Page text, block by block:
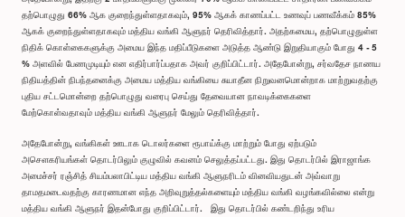
தற்பொழுது 66% ஆக குறைந்துள்ளதாகவும், 95% ஆகக் காணப்பட்ட உணவுப் பணவீக்கம் 85%
ஆகக் குறைந்துள்ளதாகவும் மத்திய வங்கி ஆளுநர் தெரிவித்தார். அதற்கமைய, தற்பொழுதுள்ள
நிதிக் கொள்கைகளுக்கு அமைய இந்த மதிப்பீடுகளை அடுத்த ஆண்டு இறுதியாகும் போது 4 - 5
% அளவில் பேணமுடியும் என எதிர்பார்ப்பதாக அவர் குறிப்பிட்டார். அதேபோன்று, சர்வதேச நாணய
நிதியத்தின் நிபந்தனைக்கு அமைய மத்திய வங்கியை சுயாதீன நிறுவனமொன்றாக மாற்றுவதற்கு
புதிய சட்டமொன்றை தற்பொழுது வரைபு செய்து தேவையான நாவடிக்கைகளை
மேற்கொள்வதாவும் மத்திய வங்கி ஆளுநர் மேலும் தெரிவித்தார்.
அதேபோன்று, வங்கிகள் ஊடாக டொலர்களை ரூபாய்க்கு மாற்றும் போது ஏற்படும்
அசௌகரியங்கள் தொடர்பிலும் குழுவில் கவனம் செலுத்தப்பட்டது. இது தொடர்பில் இராஜாங்க
அமைச்சர் ரஞ்சித் சியம்பலாபிட்டிய மத்திய வங்கி ஆளுநரிடம் வினவியதுடன் அவ்வாறு
தாமதமடைவதற்கு காரணமான எந்த அறிவுறுத்தல்களையும் மத்திய வங்கி வழங்கவில்லை என்று
மத்திய வங்கி ஆளுநர் இதன்போது குறிப்பிட்டார். இது தொடர்பில் கண்டறிந்து உரிய